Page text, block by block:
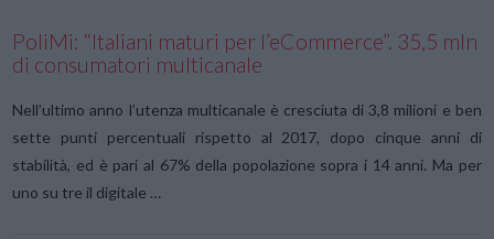
PoliMi: “Italiani maturi per l’eCommerce”. 35,5 mln
di consumatori multicanale
Nell’ultimo anno l’utenza multicanale è cresciuta di 3,8 milioni e ben
sette punti percentuali rispetto al 2017, dopo cinque anni di
stabilità, ed è pari al 67% della popolazione sopra i 14 anni. Ma per
uno su tre il digitale …